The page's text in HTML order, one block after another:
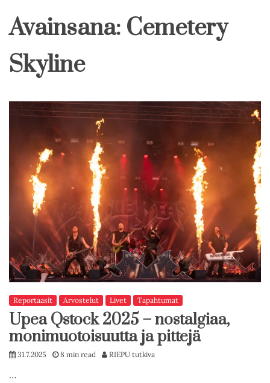
Avainsana: Cemetery
Skyline
Reportaasit Arvostelut Livet Tapahtumat
Upea Qstock 2025 – nostalgiaa,
monimuotoisuutta ja pittejä
31.7.2025 8 min read RIEPU tutkiva
…